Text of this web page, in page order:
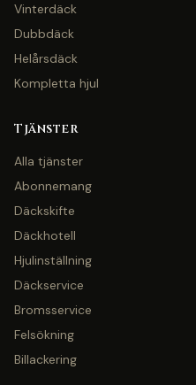
Vinterdäck
Dubbdäck
Helårsdäck
Kompletta hjul
Tjänster
Alla tjänster
Abonnemang
Däckskifte
Däckhotell
Hjulinställning
Däckservice
Bromsservice
Felsökning
Billackering